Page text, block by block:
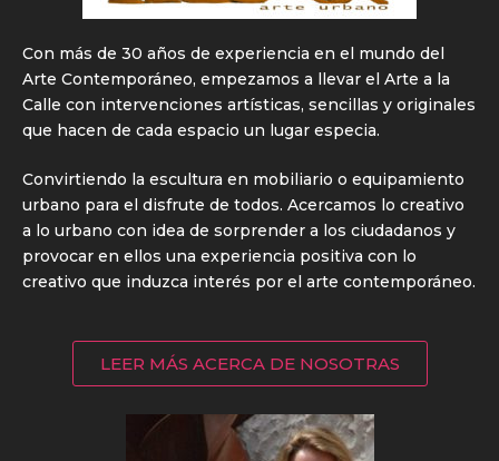
Con más de 30 años de experiencia en el mundo del
Arte Contemporáneo, empezamos a llevar el Arte a la
Calle con intervenciones artísticas, sencillas y originales
que hacen de cada espacio un lugar especia.
Convirtiendo la escultura en mobiliario o equipamiento
urbano para el disfrute de todos. Acercamos lo creativo
a lo urbano con idea de sorprender a los ciudadanos y
provocar en ellos una experiencia positiva con lo
creativo que induzca interés por el arte contemporáneo.
LEER MÁS ACERCA DE NOSOTRAS